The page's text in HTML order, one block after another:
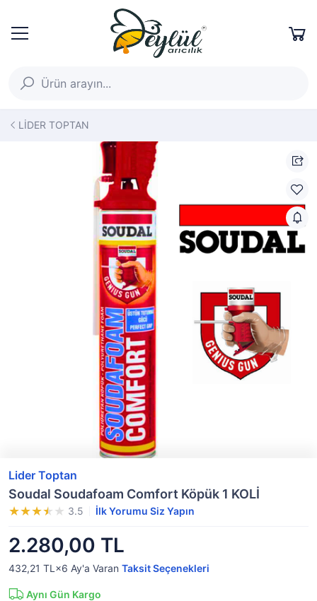
LİDER TOPTAN
Lider Toptan
Soudal Soudafoam Comfort Köpük 1 KOLİ
3.5 İlk Yorumu Siz Yapın
2.280,00 TL
432,21 TL×6 Ay'a Varan Taksit Seçenekleri
Aynı Gün Kargo